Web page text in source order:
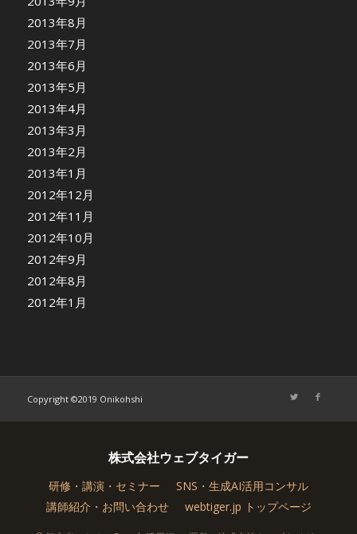
2013年8月
2013年7月
2013年6月
2013年5月
2013年4月
2013年3月
2013年2月
2013年1月
2012年12月
2012年11月
2012年10月
2012年9月
2012年8月
2012年1月
Copyright ©2019 Onikohshi
株式会社ウェブタイガー
研修・講演・セミナー
SNS・生成AI活用コンサル
講師紹介・お問い合わせ
webtiger.jp トップページ